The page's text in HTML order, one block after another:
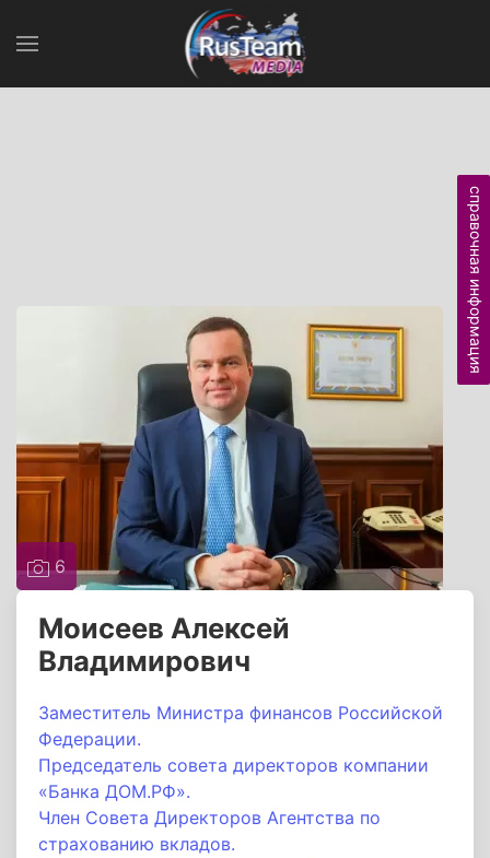
6
Моисеев Алексей
Владимирович
Заместитель Министра финансов Российской
Федерации.
Председатель совета директоров компании
«Банка ДОМ.РФ».
Член Совета Директоров Агентства по
страхованию вкладов.
справочная информация